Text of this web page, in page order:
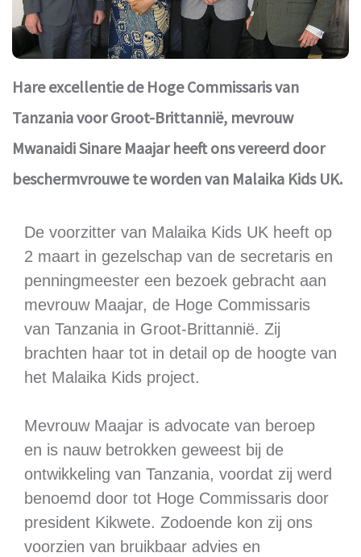
Hare excellentie de Hoge Commissaris van
Tanzania voor Groot-Brittannië, mevrouw
Mwanaidi Sinare Maajar heeft ons vereerd door
beschermvrouwe te worden van Malaika Kids UK.
De voorzitter van Malaika Kids UK heeft op
2 maart in gezelschap van de secretaris en
penningmeester een bezoek gebracht aan
mevrouw Maajar, de Hoge Commissaris
van Tanzania in Groot-Brittannië. Zij
brachten haar tot in detail op de hoogte van
het Malaika Kids project.
Mevrouw Maajar is advocate van beroep
en is nauw betrokken geweest bij de
ontwikkeling van Tanzania, voordat zij werd
benoemd door tot Hoge Commissaris door
president Kikwete. Zodoende kon zij ons
voorzien van bruikbaar advies en